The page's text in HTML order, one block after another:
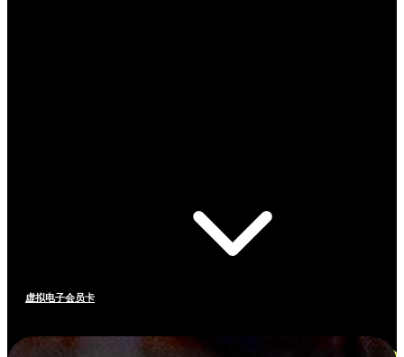
虚拟电子会员卡